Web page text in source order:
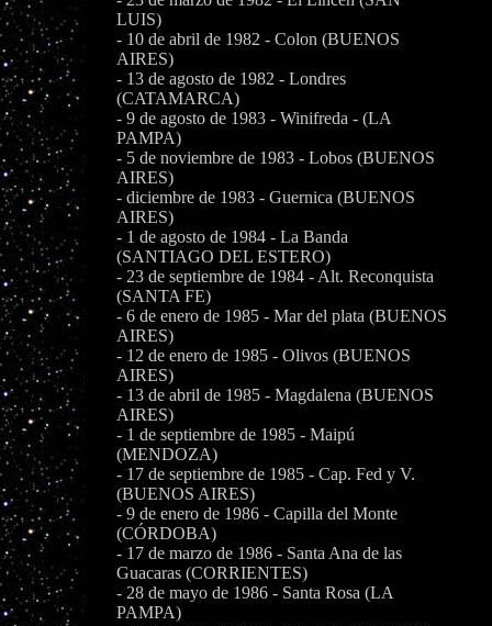
LUIS)
- 10 de abril de 1982 - Colon (BUENOS
AIRES)
- 13 de agosto de 1982 - Londres
(CATAMARCA)
- 9 de agosto de 1983 - Winifreda - (LA
PAMPA)
- 5 de noviembre de 1983 - Lobos (BUENOS
AIRES)
- diciembre de 1983 - Guernica (BUENOS
AIRES)
- 1 de agosto de 1984 - La Banda
(SANTIAGO DEL ESTERO)
- 23 de septiembre de 1984 - Alt. Reconquista
(SANTA FE)
- 6 de enero de 1985 - Mar del plata (BUENOS
AIRES)
- 12 de enero de 1985 - Olivos (BUENOS
AIRES)
- 13 de abril de 1985 - Magdalena (BUENOS
AIRES)
- 1 de septiembre de 1985 - Maipú
(MENDOZA)
- 17 de septiembre de 1985 - Cap. Fed y V.
(BUENOS AIRES)
- 9 de enero de 1986 - Capilla del Monte
(CÓRDOBA)
- 17 de marzo de 1986 - Santa Ana de las
Guacaras (CORRIENTES)
- 28 de mayo de 1986 - Santa Rosa (LA
PAMPA)